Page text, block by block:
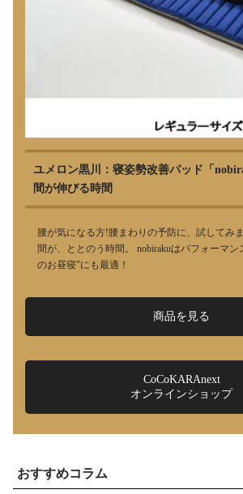
ユメロン黒川：寝姿勢改善パッド「
間が伸びる時間
腰が気になる方!腰まわりの予防に、試してみ
間が、ととのう時間。 nobirakuはパフォーマン
のお昼寝”にも最適！
商品を見る
CoCoKARAnext
オンラインショップ
おすすめコラム